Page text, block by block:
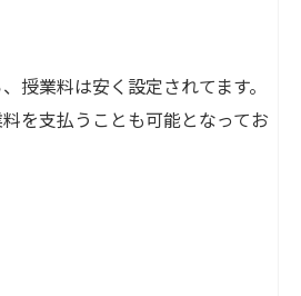
授業料は安く設定されてます。
を支払うことも可能となってお